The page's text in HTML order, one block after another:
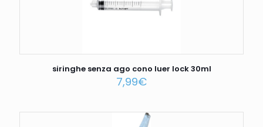
siringhe senza ago cono luer lock 30ml
7,99€